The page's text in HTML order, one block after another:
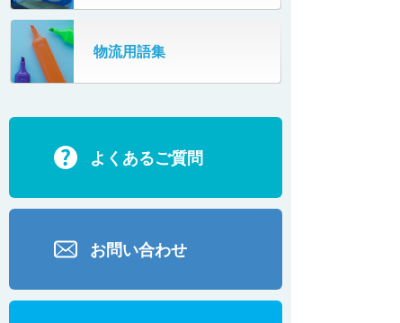
SR802
ECD500A・ECD800・ECD1500
ECD2700
BD200・BD1000
マルチレーンダイバータ®
カーゴタイザ物流用語集
よくあるご質問
お問い合わせ